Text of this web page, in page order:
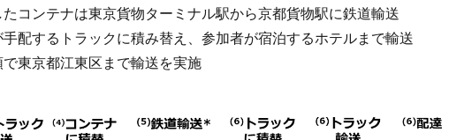
たコンテナは東京貨物ターミナル駅から京都貨物駅に鉄道輸送
手配するトラックに積み替え、参加者が宿泊するホテルまで輸送
で東京都江東区まで輸送を実施